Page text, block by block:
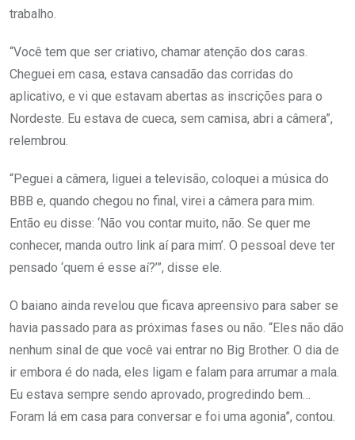
trabalho.
“Você tem que ser criativo, chamar atenção dos caras.
Cheguei em casa, estava cansadão das corridas do
aplicativo, e vi que estavam abertas as inscrições para o
Nordeste. Eu estava de cueca, sem camisa, abri a câmera”,
relembrou.
“Peguei a câmera, liguei a televisão, coloquei a música do
BBB e, quando chegou no final, virei a câmera para mim.
Então eu disse: ‘Não vou contar muito, não. Se quer me
conhecer, manda outro link aí para mim’. O pessoal deve ter
pensado ‘quem é esse aí?’”, disse ele.
O baiano ainda revelou que ficava apreensivo para saber se
havia passado para as próximas fases ou não. “Eles não dão
nenhum sinal de que você vai entrar no Big Brother. O dia de
ir embora é do nada, eles ligam e falam para arrumar a mala.
Eu estava sempre sendo aprovado, progredindo bem…
Foram lá em casa para conversar e foi uma agonia”, contou.